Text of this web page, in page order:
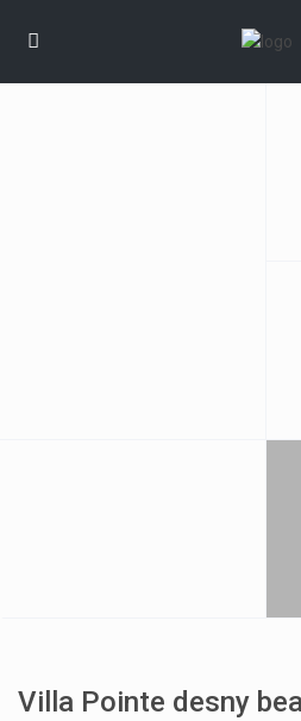
Villa Pointe desny